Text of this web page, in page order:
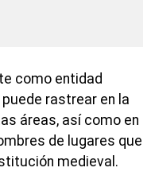
como entidad
rastrear en la
áreas, así como en
de lugares que
medieval.